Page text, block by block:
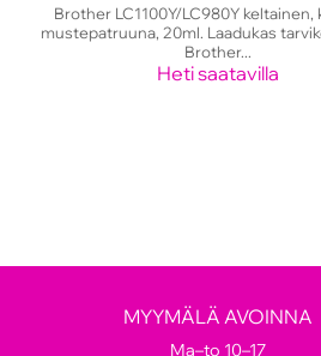
Brother LC1100Y/LC980Y keltainen,
mustepatruuna, 20ml. Laadukas
Brother...
Heti saatavilla
MYYMÄLÄ AVOINNA
Ma–to 10–17